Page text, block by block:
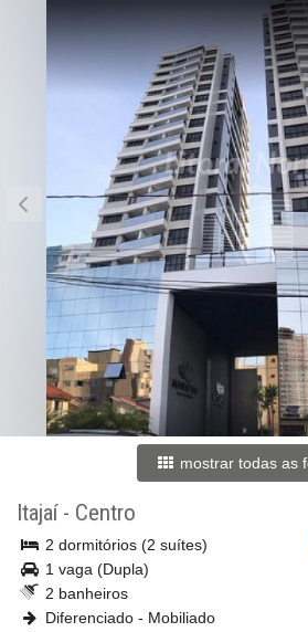
mostrar todas as
Itajaí- Centro
2 dormitórios (2 suítes)
1 vaga (Dupla)
2 banheiros
Diferenciado - Mobiliado